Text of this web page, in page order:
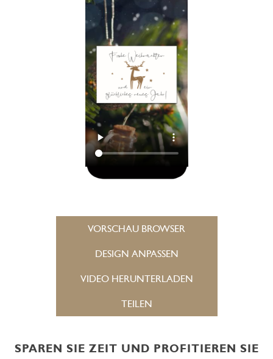
VORSCHAU BROWSER
DESIGN ANPASSEN
VIDEO HERUNTERLADEN
TEILEN
SPAREN SIE ZEIT UND PROFITIEREN SIE